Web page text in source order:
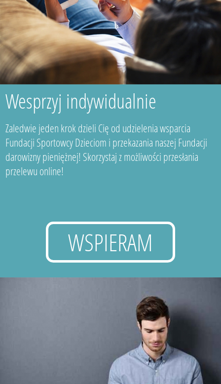
Wesprzyj indywidualnie
Zaledwie jeden krok dzieli Cię od udzielenia wsparcia
Fundacji Sportowcy Dzieciom i przekazania naszej Fundacji
darowizny pieniężnej! Skorzystaj z możliwości przesłania
przelewu online!
WSPIERAM